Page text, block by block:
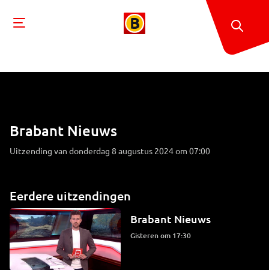
Brabant Nieuws
Uitzending van donderdag 8 augustus 2024 om 07:00
Eerdere uitzendingen
Brabant Nieuws
Gisteren om 17:30